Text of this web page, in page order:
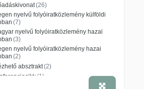
(26)
nyelvű folyóiratközlemény külföldi
(7)
nyelvű folyóiratközlemény hazai
(3)
nyelvű folyóiratközlemény hazai
(2)
absztrakt(2)
(1)